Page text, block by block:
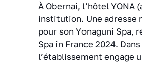
À Obernai, l’hôtel YONA
institution. Une adresse
pour son Yonaguni Spa,
Spa in France 2024.
l’établissement engage